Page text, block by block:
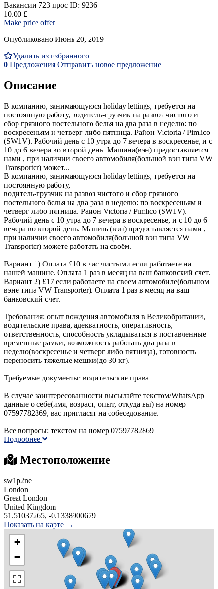
Вакансии 723 прос ID: 9236
10.00 £
Make price offer
Опубликовано Июнь 20, 2019
Удалить из избранного
0 Предложения Отправить новое предложение
Описание
В компанию, занимающуюся holiday lettings, требуется на
постоянную работу, водитель-грузчик на развоз чистого и
сбор грязного постельного белья на два раза в неделю: по
воскресеньям и четверг либо пятница. Район Victoria / Pimlico
(SW1V). Рабочий день с 10 утра до 7 вечера в воскресенье, и с
10 до 6 вечера во второй день. Машина(вэн) предоставляется
нами , при наличии своего автомобиля(большой вэн типа VW
Transporter) может...
В компанию, занимающуюся holiday lettings, требуется на
постоянную работу,
водитель-грузчик на развоз чистого и сбор грязного
постельного белья на два раза в неделю: по воскресеньям и
четверг либо пятница. Район Victoria / Pimlico (SW1V).
Рабочий день с 10 утра до 7 вечера в воскресенье, и с 10 до 6
вечера во второй день. Машина(вэн) предоставляется нами ,
при наличии своего автомобиля(большой вэн типа VW
Transporter) можете работать на своём.
Вариант 1) Оплата £10 в час чистыми если работаете на
нашей машине. Оплата 1 раз в месяц на ваш банковский счет.
Вариант 2) £17 если работаете на своем автомобиле(большом
вэне типа VW Transporter). Оплата 1 раз в месяц на ваш
банковский счет.
Требования: опыт вождения автомобиля в Великобритании,
водительские права, адекватность, оперативность,
ответственность, способность укладываться в поставленные
временные рамки, возможность работать два раза в
неделю(воскресенье и четверг либо пятница), готовность
переносить тяжелые мешки(до 30 кг).
Требуемые документы: водительские права.
В случае заинтересованности высылайте текстом/WhatsApp
данные о себе(имя, возраст, опыт, откуда вы) на номер
07597782869, вас пригласят на собеседование.
Все вопросы: текстом на номер 07597782869
Подробнее
Местоположение
sw1p2ne
London
Great London
United Kingdom
51.51037265, -0.1338900679
Показать на карте →
+
−